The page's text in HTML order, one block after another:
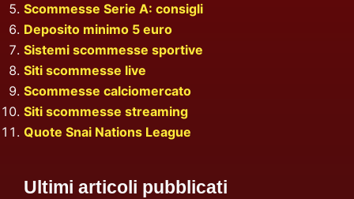
Scommesse Serie A: consigli
Deposito minimo 5 euro
Sistemi scommesse sportive
Siti scommesse live
Scommesse calciomercato
Siti scommesse streaming
Quote Snai Nations League
Ultimi articoli pubblicati